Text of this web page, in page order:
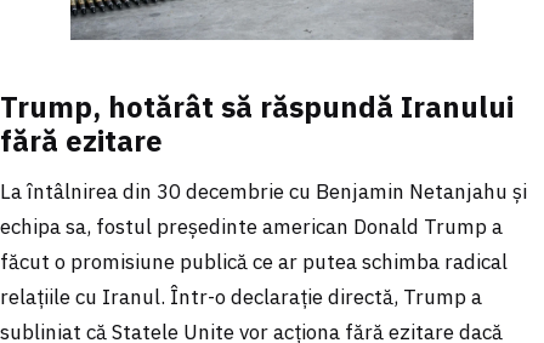
Trump, hotărât să răspundă Iranului
fără ezitare
La întâlnirea din 30 decembrie cu Benjamin Netanjahu și
echipa sa, fostul președinte american Donald Trump a
făcut o promisiune publică ce ar putea schimba radical
relațiile cu Iranul. Într-o declarație directă, Trump a
subliniat că Statele Unite vor acționa fără ezitare dacă